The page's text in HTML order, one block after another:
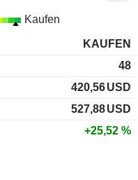
Kaufen
KAUFEN
48
420,56USD
527,88USD
+25,52 %